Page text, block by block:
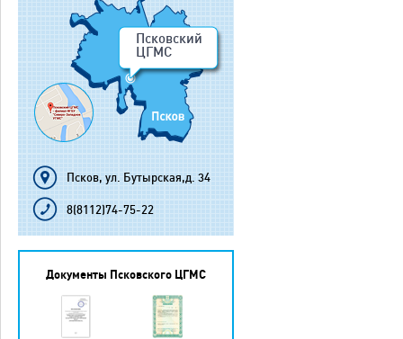
Псковский
ЦГМС
Псков, ул. Бутырская,д. 34
8(8112)74-75-22
Документы Псковского ЦГМС